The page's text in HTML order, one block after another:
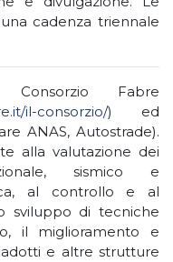
cadenza triennale
Fabre
il-consorzio/) ed
ANAS, Autostrade).
alla valutazione dei
sismico e
al controllo e al
sviluppo di tecniche
il miglioramento e
e altre strutture